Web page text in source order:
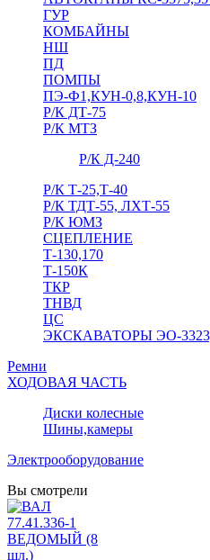
ГУР
КОМБАЙНЫ
НШ
ПД
ПОМПЫ
ПЭ-Ф1,КУН-0,8,КУН-10
Р/К ДТ-75
Р/К МТЗ
Р/К Д-240
Р/К Т-25,Т-40
Р/К ТДТ-55, ЛХТ-55
Р/К ЮМЗ
СЦЕПЛЕНИЕ
Т-130,170
Т-150К
ТКР
ТНВД
ЦС
ЭКСКАВАТОРЫ ЭО-
Ремни
ХОДОВАЯ ЧАСТЬ
Диски колесные
Шины,камеры
Электрооборудование
Вы смотрели